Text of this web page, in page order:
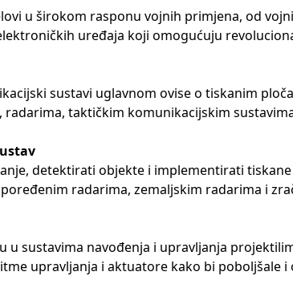
u širokom rasponu vojnih primjena, od
uređaja koji omogućuju
sustavi uglavnom ovise o tiskanim
taktičkim komunikacijskim
detektirati objekte i implementirati
radarima, zemaljskim radarima i
u sustavima navođenja i upravljanja
upravljanja i aktuatore kako bi poboljšale